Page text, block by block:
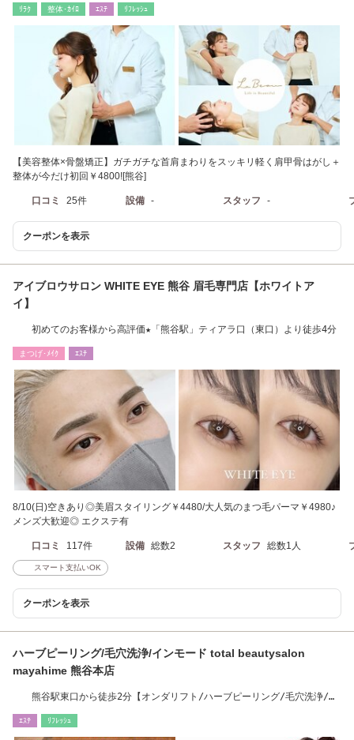
ﾘﾗｸ 整体･ｶｲﾛ ｴｽﾃ ﾘﾌﾚｯｼｭ
【美容整体×骨盤矯正】ガチガチな首肩まわりをスッキリ軽く肩甲骨はがし＋
整体が今だけ初回￥4800![熊谷]
口コミ 25件 設備 - スタッフ -
クーポンを表示
アイブロウサロン WHITE EYE 熊谷 眉毛専門店【ホワイトア
イ】
初めてのお客様から高評価★「熊谷駅」ティアラ口（東口）より徒歩4分
まつげ･ﾒｲｸ ｴｽﾃ
8/10(日)空きあり◎美眉スタイリング￥4480/大人気のまつ毛パーマ￥4980♪
メンズ大歓迎◎ エクステ有
口コミ 117件 設備 総数2 スタッフ 総数1人
スマート支払いOK
クーポンを表示
ハーブピーリング/毛穴洗浄/インモード total beautysalon
mayahime 熊谷本店
熊谷駅東口から徒歩2分【オンダリフト/ハーブピーリング/毛穴洗浄/熊
ｴｽﾃ ﾘﾌﾚｯｼｭ